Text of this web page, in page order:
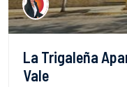
La Trigaleña
Vale